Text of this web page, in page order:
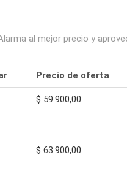
al mejor precio y
Precio de oferta
$ 59.900,00
$ 63.900,00